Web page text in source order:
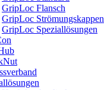
GripLoc Flansch
GripLoc Strömungskappen
GripLoc Speziallösungen